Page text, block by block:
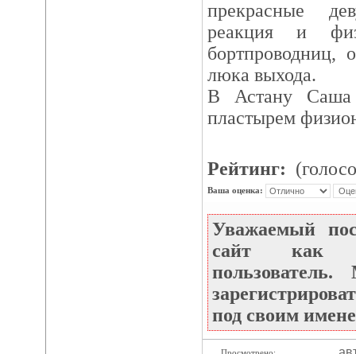
прекрасные
реакция и
бортпроводниц,
люка выхода.
В Астану Саша
пластырем
Рейтинг:
Ваша оценка:
Уважаемый
сайт как
под своим